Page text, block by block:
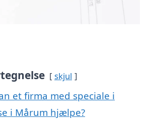
skjul
et firma med speciale i
i Mårum hjælpe?